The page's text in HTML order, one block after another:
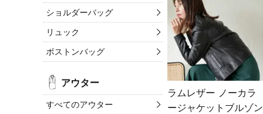
ショルダーバッグ
リュック
ボストンバッグ
アウター
すべてのアウター
ラムレザー ノーカラ
ージャケットブルゾン